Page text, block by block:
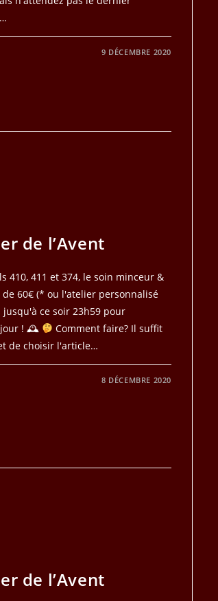
9 DÉCEMBRE 2020
de l’Avent
410, 411 et 374, le soin minceur &
60€ (* ou l'atelier personnalisé
jusqu'à ce soir 23h59 pour
jour ! 🕰
Comment faire? Il suffit
de choisir l'article…
8 DÉCEMBRE 2020
de l’Avent